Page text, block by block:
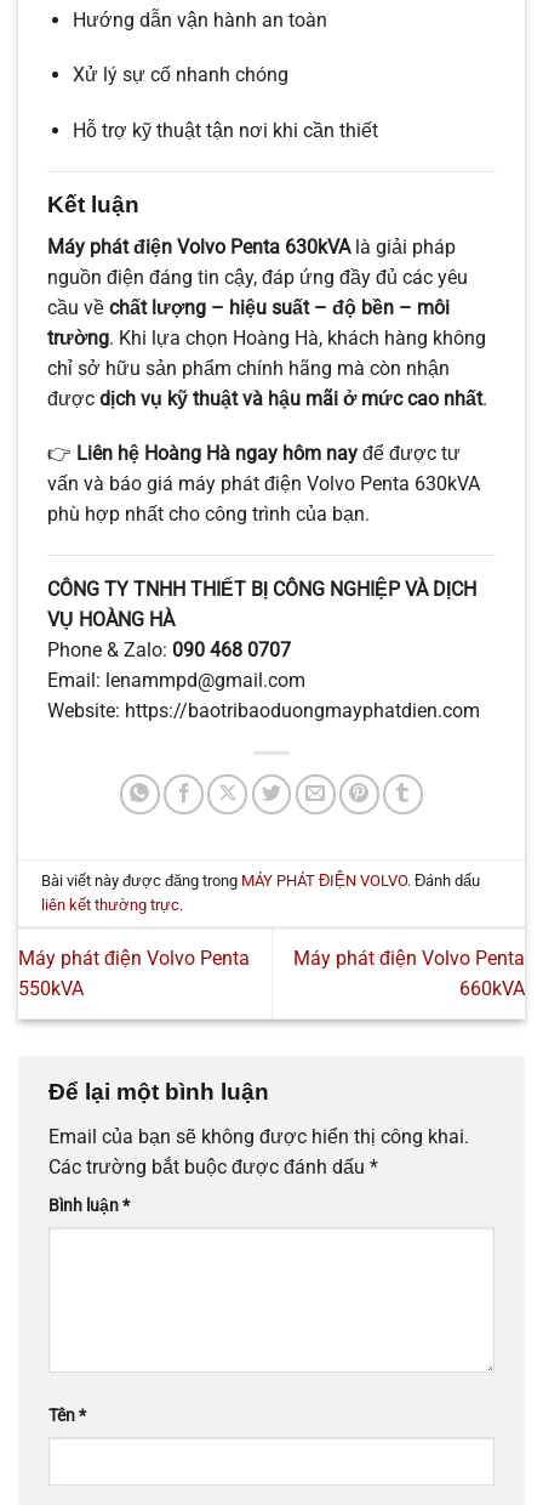
Hướng dẫn vận hành an toàn
Xử lý sự cố nhanh chóng
Hỗ trợ kỹ thuật tận nơi khi cần thiết
Kết luận
Máy phát điện Volvo Penta 630kVAlà giải pháp
nguồn điện đáng tin cậy, đáp ứng đầy đủ các yêu
cầu về chất lượng – hiệu suất – độ bền – môi
trường. Khi lựa chọn Hoàng Hà, khách hàng không
chỉ sở hữu sản phẩm chính hãng mà còn nhận
được dịch vụ kỹ thuật và hậu mãi ở mức cao nhất.
👉 Liên hệ Hoàng Hà ngay hôm nay để được tư
vấn và báo giá máy phát điện Volvo Penta 630kVA
phù hợp nhất cho công trình của bạn.
CÔNG TY TNHH THIẾT BỊ CÔNG NGHIỆP VÀ DỊCH
VỤ HOÀNG HÀ
Phone & Zalo: 090 468 0707
Email: lenammpd@gmail.com
Website: https://baotribaoduongmayphatdien.com
Bài viết này được đăng trong MÁY PHÁT ĐIỆN VOLVO. Đánh dấu
liên kết thường trực.
Máy phát điện Volvo Penta
550kVA
Máy phát điện Volvo Penta
660kVA
Để lại một bình luận
Email của bạn sẽ không được hiển thị công khai.
Các trường bắt buộc được đánh dấu *
Bình luận*
Tên*